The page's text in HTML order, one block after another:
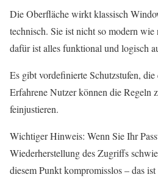
Die Oberfläche wirkt klassisch
technisch. Sie ist nicht so modern wie
dafür ist alles funktional und logisch
Es gibt vordefinierte Schutzstufen,
Erfahrene Nutzer können die Regeln
feinjustieren.
Wichtiger Hinweis: Wenn Sie Ihr
Wiederherstellung des Zugriffs
diesem Punkt kompromisslos – das